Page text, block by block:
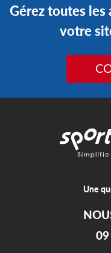
Gérez toutes
votre
Une